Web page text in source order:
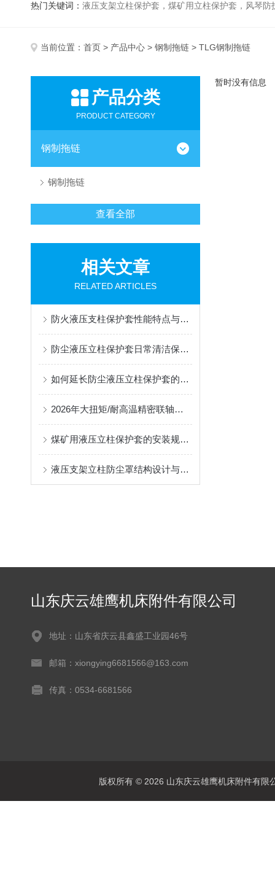
热门关键词： 液压支架立柱保护套，煤矿用立柱保护套，风琴
当前位置： 首页 > 产品中心 > 钢制拖链 > TLG钢制拖链
产品分类
PRODUCT CATEGORY
钢制拖链
钢制拖链
查看全部
相关文章
RELATED ARTICLES
防火液压支柱保护套性能特点与阻燃防护应用
防尘液压立柱保护套日常清洁保养与更换规范
如何延长防尘液压立柱保护套的使用寿命？
2026年大扭矩/耐高温精密联轴器定制找哪家？能实现精准定制的优质厂家盘点
煤矿用液压立柱保护套的安装规范与使用寿命提升方案
液压支架立柱防尘罩结构设计与密封防护原理
暂时没有信息
山东庆云雄鹰机床附件有限公司
地址：山东省庆云县鑫盛工业园46号
邮箱：xiongying6681566@163.com
传真：0534-6681566
版权所有 © 2026 山东庆云雄鹰机床附件有